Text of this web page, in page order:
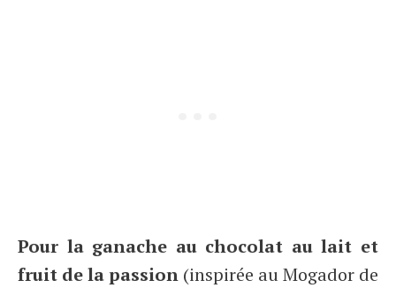
Pour la ganache au chocolat au lait et
fruit de la passion (inspirée au Mogador de